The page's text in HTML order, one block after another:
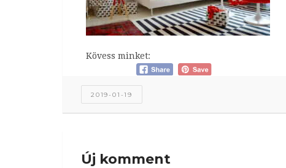
Kövess minket:
2019-01-19
Új komment